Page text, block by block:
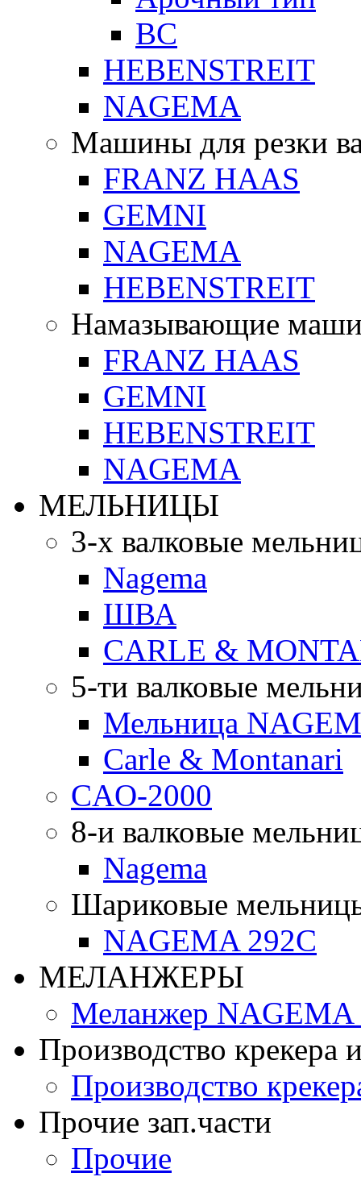
ВС
HEBENSTREIT
NAGEMA
Машины для резки
FRANZ HAAS
GEMNI
NAGEMA
HEBENSTREIT
Намазывающие
FRANZ HAAS
GEMNI
HEBENSTREIT
NAGEMA
МЕЛЬНИЦЫ
3-х валковые
Nagema
ШВА
CARLE &
5-ти валковые
Мельница
Carle & Montanari
CAO-2000
8-и валковые
Nagema
Шариковые
NAGEMA 292C
МЕЛАНЖЕРЫ
Меланжер NAGEMA
Производство крекера
Производство
Прочие зап.части
Прочие